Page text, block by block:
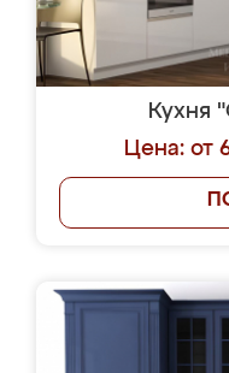
Кухня
Цена: от